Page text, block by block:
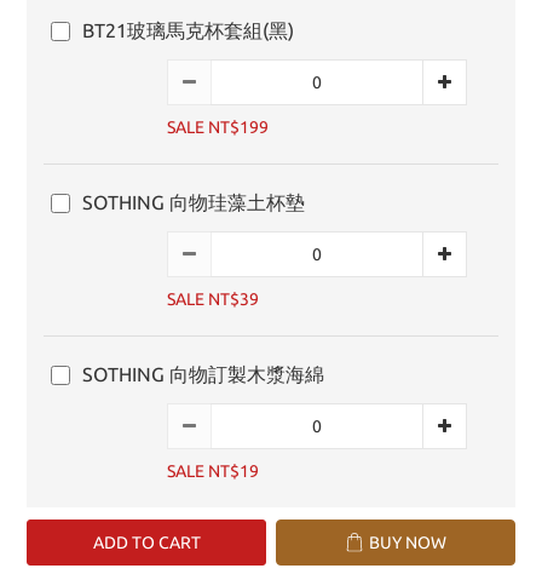
BT21玻璃馬克杯套組(黑)
SALE NT$199
SOTHING 向物珪藻土杯墊
SALE NT$39
SOTHING 向物訂製木漿海綿
SALE NT$19
ADD TO CART BUY NOW